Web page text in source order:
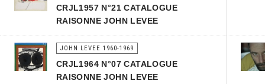
CRJL1957 N°21 CATALOGUE
RAISONNE JOHN LEVEE
JOHN LEVEE 1960-1969
CRJL1964 N°07 CATALOGUE
RAISONNE JOHN LEVEE